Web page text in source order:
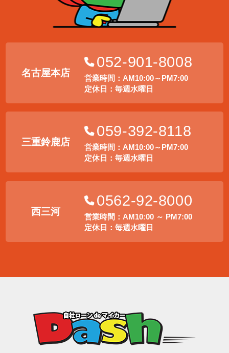
名古屋本店
052-901-8008
営業時間：AM10:00～PM7:00
定休日：毎週水曜日
三重鈴鹿店
059-392-8118
営業時間：AM10:00～PM7:00
定休日：毎週水曜日
西三河
0562-92-8000
営業時間：AM10:00 ～ PM7:00
定休日：毎週水曜日